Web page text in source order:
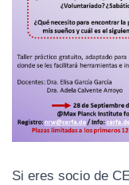
Si eres socio de